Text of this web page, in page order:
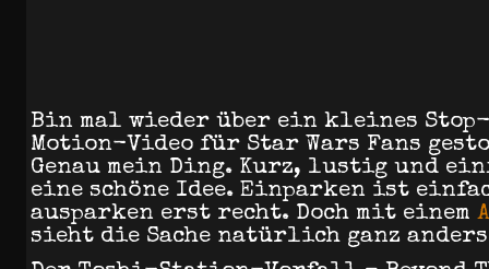
Bin mal wieder über ein kleines Stop-
Motion-Video für Star Wars Fans
Genau mein Ding. Kurz, lustig und
eine schöne Idee. Einparken ist
ausparken erst recht. Doch mit einem
sieht die Sache natürlich ganz anders